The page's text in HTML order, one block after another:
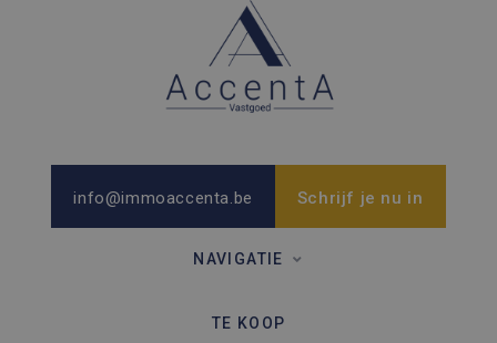
info@immoaccenta.be Schrijf je nu in
NAVIGATIE
TE KOOP